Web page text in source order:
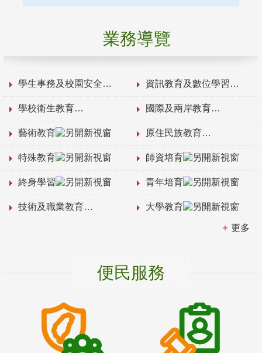
業務導覽
學生事務及校園安全 資訊教育及數位學習
學校衛生教育 國際及兩岸教育
藝術教育 原住民族教育
特殊教育 師資培育
終身學習 青年培育
技術及職業教育 大學教育
更多
便民服務